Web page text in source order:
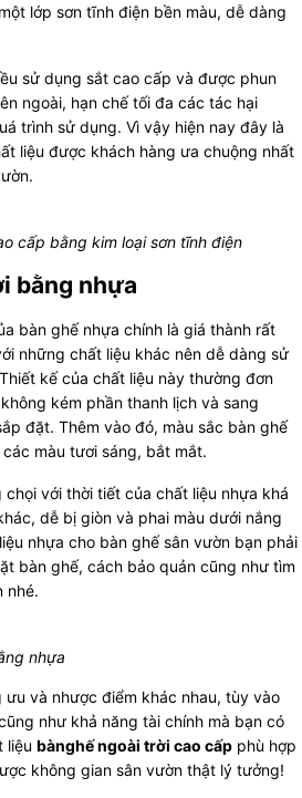
lớp sơn tĩnh điện bền màu, dễ dàng
sử dụng sắt cao cấp và được phun
ngoài, hạn chế tối đa các tác hại
trình sử dụng. Vì vậy hiện nay đây là
liệu được khách hàng ưa chuộng nhất
cấp bằng kim loại sơn tĩnh điện
bằng nhựa
bàn ghế nhựa chính là giá thành rất
những chất liệu khác nên dễ dàng sử
kế của chất liệu này thường đơn
kém phần thanh lịch và sang
đặt. Thêm vào đó, màu sắc bàn ghế
màu tươi sáng, bắt mắt.
với thời tiết của chất liệu nhựa khá
dễ bị giòn và phai màu dưới nắng
nhựa cho bàn ghế sân vườn bạn phải
bàn ghế, cách bảo quản cũng như tìm
nhé.
nhựa
ưu và nhược điểm khác nhau, tùy vào
như khả năng tài chính mà bạn có
liệu bànghế ngoài trời cao cấp phù hợp
không gian sân vườn thật lý tưởng!